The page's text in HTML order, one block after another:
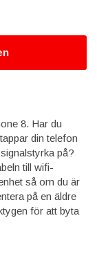
8. Har du
din telefon
på?
till wifi-
så om du är
på en äldre
för att byta